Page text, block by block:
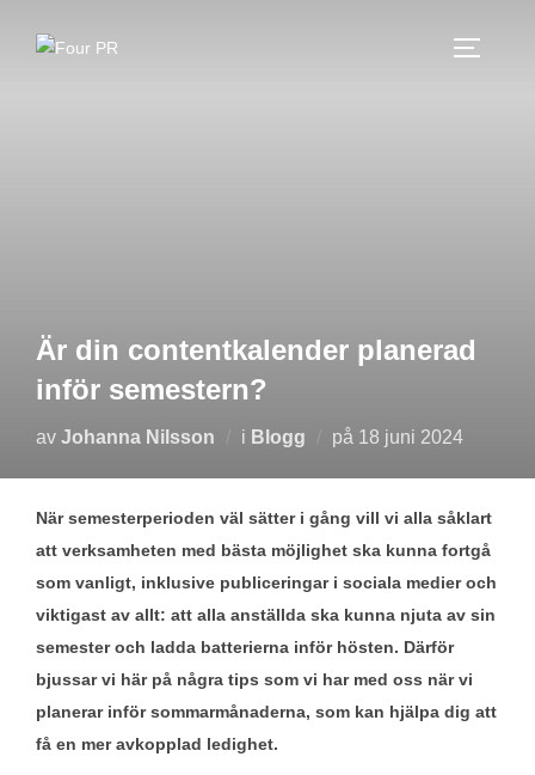
Är din contentkalender planerad
inför semestern?
av Johanna Nilsson i Blogg på Publicerat
18 juni 2024
När semesterperioden väl sätter i gång vill vi alla såklart
att verksamheten med bästa möjlighet ska kunna fortgå
som vanligt, inklusive publiceringar i sociala medier och
viktigast av allt: att alla anställda ska kunna njuta av sin
semester och ladda batterierna inför hösten. Därför
bjussar vi här på några tips som vi har med oss när vi
planerar inför sommarmånaderna, som kan hjälpa dig att
få en mer avkopplad ledighet.